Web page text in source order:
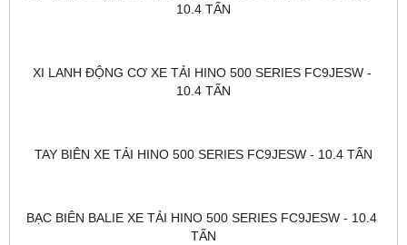
10.4 TẤN
XI LANH ĐỘNG CƠ XE TẢI HINO 500 SERIES FC9JESW -
10.4 TẤN
TAY BIÊN XE TẢI HINO 500 SERIES FC9JESW - 10.4 TẤN
BẠC BIÊN BALIE XE TẢI HINO 500 SERIES FC9JESW - 10.4
TẤN